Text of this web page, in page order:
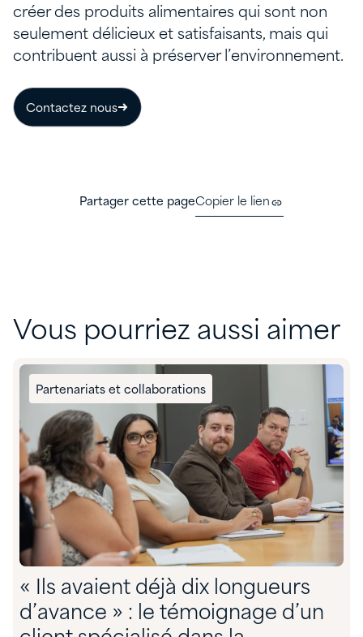
créer des produits alimentaires qui sont non
seulement délicieux et satisfaisants, mais qui
contribuent aussi à préserver l’environnement.
Contactez nous
Partager cette pageCopier le lien
Vous pourriez aussi aimer
Partenariats et collaborations
« Ils avaient déjà dix longueurs
d’avance » : le témoignage d’un